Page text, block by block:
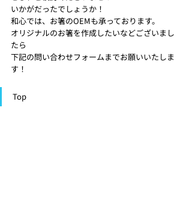
いかがだったでしょうか！
和心では、お箸のOEMも承っております。
オリジナルのお箸を作成したいなどございまし
たら
下記の問い合わせフォームまでお願いいたしま
す！
Top